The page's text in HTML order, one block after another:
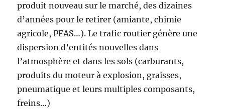
produit nouveau sur le marché, des dizaines
d’années pour le retirer (amiante, chimie
agricole, PFAS…). Le trafic routier génère une
dispersion d’entités nouvelles dans
l’atmosphère et dans les sols (carburants,
produits du moteur à explosion, graisses,
pneumatique et leurs multiples composants,
freins…)